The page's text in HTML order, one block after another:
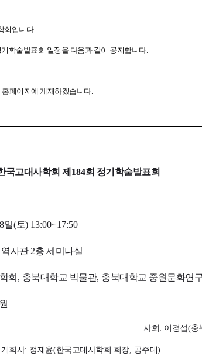
회입니다.
학술발표회 일정을 다음과 같이 공지합니다.
홈페이지에 게재하겠습니다.
국고대사학회 제 184회 정기학술발표회
8일(토) 13:00~17:50
사관 2층 세미나실
회 , 충북대학교 박물관, 충북대학교 중원문화연
사회 : 이경섭(충
개회사: 정재윤(한국고대사학회 회장, 공주대)